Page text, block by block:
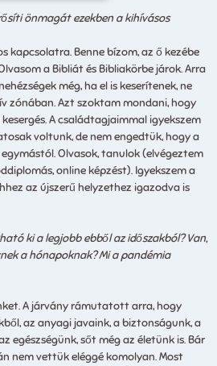
önmagát ezekben a kihívásos
kapcsolatra. Benne bízom, az ő kezébe
a Bibliát és Bibliakörbe járok. Arra
még, ha el is keserítenek, ne
zónában. Azt szoktam mondani, hogy
A családtagjaimmal igyekszem
voltunk, de nem engedtük, hogy a
Olvasok, tanulok (elvégeztem
online képzést). Igyekszem a
az újszerű helyzethez igazodva is
ki a legjobb ebből az időszakból? Van,
a hónapoknak? Mi a pandémia
A járvány rámutatott arra, hogy
az anyagi javaink, a biztonságunk, a
egészségünk, sőt még az életünk is. Bár
nem vettük eléggé komolyan. Most